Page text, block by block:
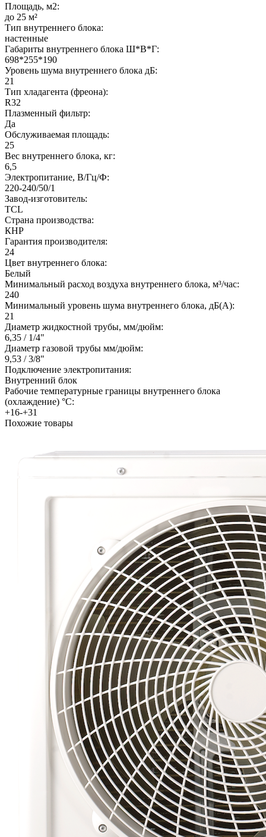
Площадь, м2:
до 25 м²
Тип внутреннего блока:
настенные
Габариты внутреннего блока Ш*В*Г:
698*255*190
Уровень шума внутреннего блока дБ:
21
Тип хладагента (фреона):
R32
Плазменный фильтр:
Да
Обслуживаемая площадь:
25
Вес внутреннего блока, кг:
6,5
Электропитание, В/Гц/Ф:
220-240/50/1
Завод-изготовитель:
TCL
Страна производства:
КНР
Гарантия производителя:
24
Цвет внутреннего блока:
Белый
Минимальный расход воздуха внутреннего блока, м³/час:
240
Минимальный уровень шума внутреннего блока, дБ(А):
21
Диаметр жидкостной трубы, мм/дюйм:
6,35 / 1/4"
Диаметр газовой трубы мм/дюйм:
9,53 / 3/8"
Подключение электропитания:
Внутренний блок
Рабочие температурные границы внутреннего блока
(охлаждение) °C:
+16-+31
Похожие товары